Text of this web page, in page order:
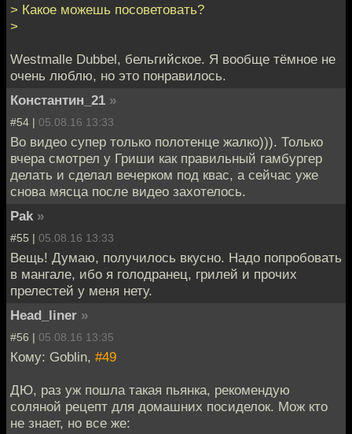
> Какое можешь посоветовать?
>
Westmalle Dubbel, бельгийское. Я вообще тёмное не
очень люблю, но это понравилось.
Константин_21 »
#54 | 05.08.16 13:33
Во видео супер только полотенце жалко))). Только
вчера смотрел у Гриши как правильный гамбургер
делать и сделал вечерком под квас, а сейчас уже
снова мясца после видео захотелось.
Pak »
#55 | 05.08.16 13:33
Вещь! Думаю, получилось вкусно. Надо попробовать
в мангале, ибо я голодранец, грилей и прочих
прелестей у меня нету.
Head_liner »
#56 | 05.08.16 13:35
Кому: Goblin, #49
ДЮ, раз уж пошла такая пьянка, рекомендую
соляной рецепт для домашних посиделок. Мож кто
не знает, но все же: